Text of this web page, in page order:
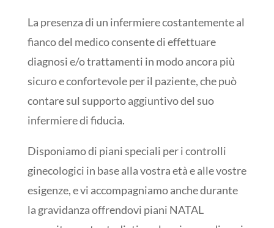
La presenza di un infermiere costantemente al
fianco del medico consente di effettuare
diagnosi e/o trattamenti in modo ancora più
sicuro e confortevole per il paziente, che può
contare sul supporto aggiuntivo del suo
infermiere di fiducia.
Disponiamo di piani speciali per i controlli
ginecologici in base alla vostra età e alle vostre
esigenze, e vi accompagniamo anche durante
la gravidanza offrendovi piani NATAL